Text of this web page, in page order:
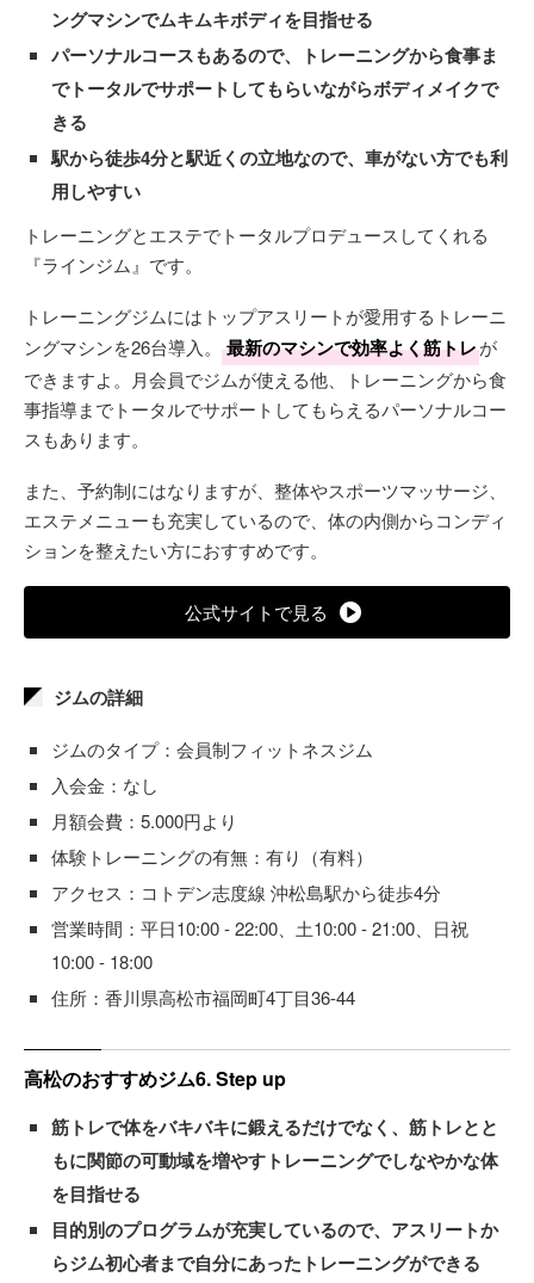
ングマシンでムキムキボディを目指せる
パーソナルコースもあるので、トレーニングから食事ま
でトータルでサポートしてもらいながらボディメイクで
きる
駅から徒歩4分と駅近くの立地なので、車がない方でも利
用しやすい
トレーニングとエステでトータルプロデュースしてくれる
『ラインジム』です。
トレーニングジムにはトップアスリートが愛用するトレーニ
ングマシンを26台導入。
最新のマシンで効率よく筋トレが
できますよ。月会員でジムが使える他、トレーニングから食
事指導までトータルでサポートしてもらえるパーソナルコー
スもあります。
また、予約制にはなりますが、整体やスポーツマッサージ、
エステメニューも充実しているので、体の内側からコンディ
ションを整えたい方におすすめです。
公式サイトで見る
ジムの詳細
ジムのタイプ：会員制フィットネスジム
入会金：なし
月額会費：5.000円より
体験トレーニングの有無：有り（有料）
アクセス：コトデン志度線 沖松島駅から徒歩4分
営業時間：平日10:00 - 22:00、土10:00 - 21:00、日祝
10:00 - 18:00
住所：香川県高松市福岡町4丁目36-44
高松のおすすめジム6. Step up
筋トレで体をバキバキに鍛えるだけでなく、筋トレとと
もに関節の可動域を増やすトレーニングでしなやかな体
を目指せる
目的別のプログラムが充実しているので、アスリートか
らジム初心者まで自分にあったトレーニングができる